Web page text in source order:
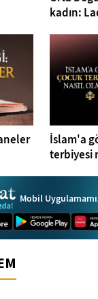
kadın:
İslam'a
terbiyesi
Mobil